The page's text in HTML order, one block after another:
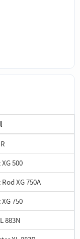
500
XG 750A
750
883N